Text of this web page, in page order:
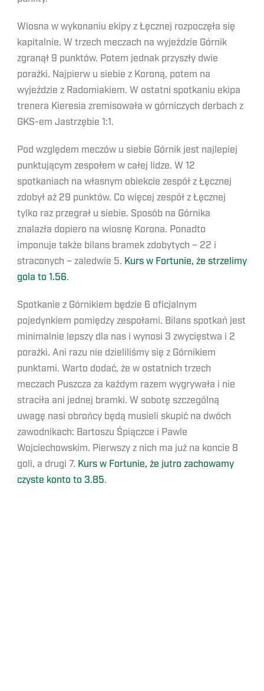
Wiosna w wykonaniu ekipy z Łęcznej rozpoczęła się
kapitalnie. W trzech meczach na wyjeździe Górnik
zgranął 9 punktów. Potem jednak przyszły dwie
porażki. Najpierw u siebie z Koroną, potem na
wyjeździe z Radomiakiem. W ostatni spotkaniu ekipa
trenera Kieresia zremisowała w górniczych derbach z
GKS-em Jastrzębie 1:1.
Pod względem meczów u siebie Górnik jest najlepiej
punktującym zespołem w całej lidze. W 12
spotkaniach na własnym obiekcie zespół z Łęcznej
zdobył aż 29 punktów. Co więcej zespół z Łęcznej
tylko raz przegrał u siebie. Sposób na Górnika
znalazła dopiero na wiosnę Korona. Ponadto
imponuje także bilans bramek zdobytych – 22 i
straconych – zaledwie 5. Kurs w Fortunie, że strzelimy
gola to 1.56.
Spotkanie z Górnikiem będzie 6 oficjalnym
pojedynkiem pomiędzy zespołami. Bilans spotkań jest
minimalnie lepszy dla nas i wynosi 3 zwycięstwa i 2
porażki. Ani razu nie dzieliliśmy się z Górnikiem
punktami. Warto dodać, że w ostatnich trzech
meczach Puszcza za każdym razem wygrywała i nie
straciła ani jednej bramki. W sobotę szczególną
uwagę nasi obrońcy będą musieli skupić na dwóch
zawodnikach: Bartoszu Śpiączce i Pawle
Wojciechowskim. Pierwszy z nich ma już na koncie 8
goli, a drugi 7. Kurs w Fortunie, że jutro zachowamy
czyste konto to 3.85.